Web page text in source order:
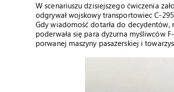
W scenariuszu dzisiejszego ćwiczenia
odgrywał wojskowy transportowiec C-
Gdy wiadomość dotarła do decydentów,
poderwała się para dyżurna myśliwców
porwanej maszyny pasażerskiej i